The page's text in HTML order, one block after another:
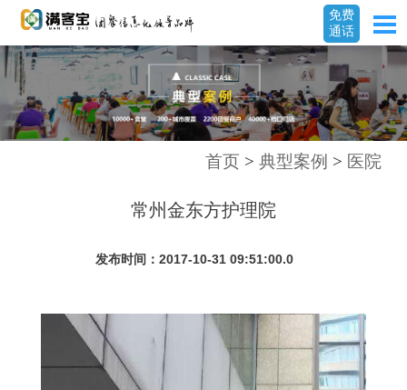
免费
通话
首页 > 典型案例 > 医院
常州金东方护理院
发布时间：2017-10-31 09:51:00.0